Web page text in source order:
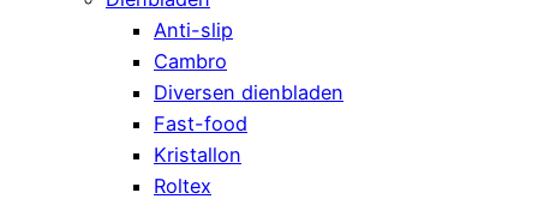
Anti-slip
Cambro
Diversen dienbladen
Fast-food
Kristallon
Roltex